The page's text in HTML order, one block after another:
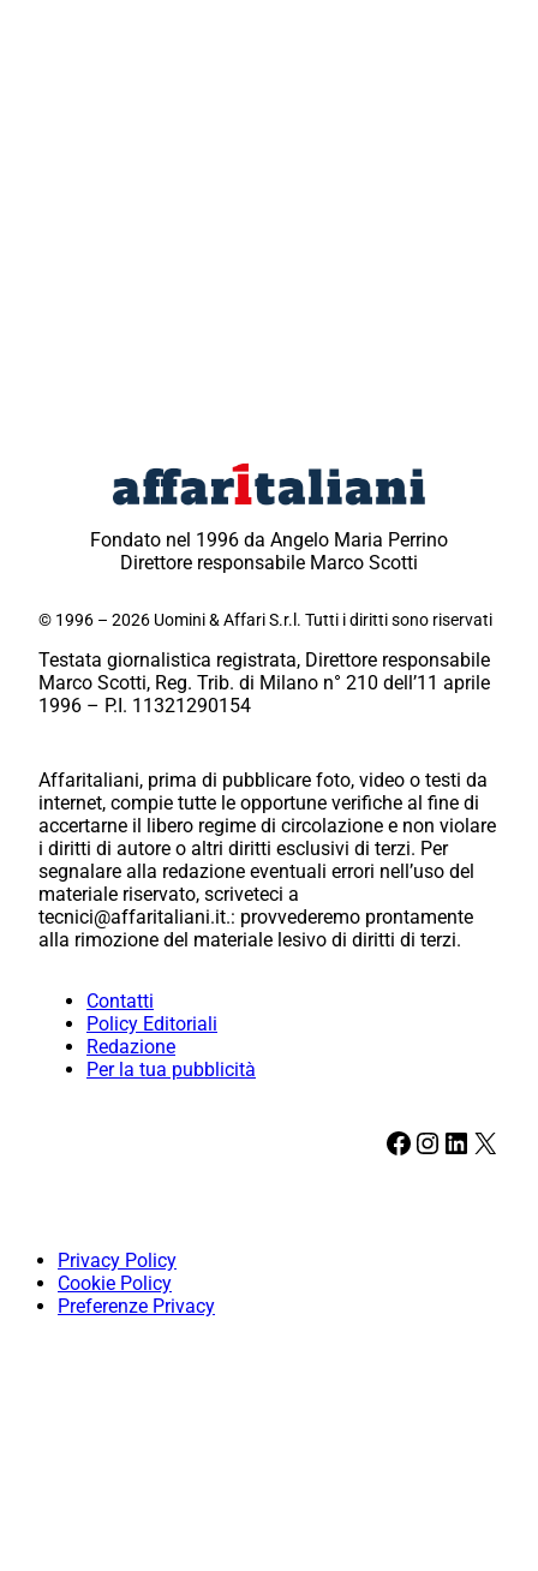
Fondato nel 1996 da Angelo Maria Perrino
Direttore responsabile Marco Scotti
© 1996 – 2026 Uomini & Affari S.r.l. Tutti i diritti sono riservati
Testata giornalistica registrata, Direttore responsabile
Marco Scotti, Reg. Trib. di Milano n° 210 dell’11 aprile
1996 – P.I. 11321290154
Affaritaliani, prima di pubblicare foto, video o testi da
internet, compie tutte le opportune verifiche al fine di
accertarne il libero regime di circolazione e non violare
i diritti di autore o altri diritti esclusivi di terzi. Per
segnalare alla redazione eventuali errori nell’uso del
materiale riservato, scriveteci a
tecnici@affaritaliani.it.: provvederemo prontamente
alla rimozione del materiale lesivo di diritti di terzi.
Contatti
Policy Editoriali
Redazione
Per la tua pubblicità
Facebook Instagram LinkedIn X
Privacy Policy
Cookie Policy
Preferenze Privacy